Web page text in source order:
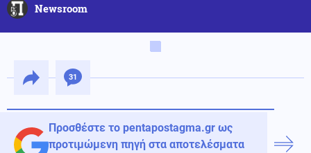
Newsroom
31
Προσθέστε το pentapostagma.gr ως
προτιμώμενη πηγή στα αποτελέσματα